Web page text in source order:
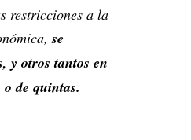
restricciones a la
se
y otros tantos en
de quintas.